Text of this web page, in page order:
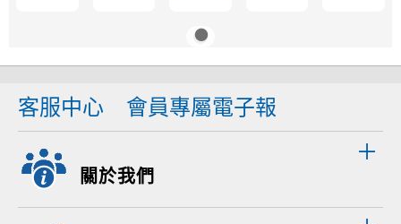
客服中心 會員專屬電子報
關於我們